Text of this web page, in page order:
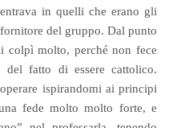
in quelli che erano gli
del gruppo. Dal punto
colpì molto, perché non fece
del fatto di essere cattolico.
ispirandomi ai principi
fede molto molto forte, e